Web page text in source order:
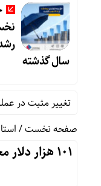
سال گذشته
تغییر مثبت در عملکرد
صفحه نخست/
۱۰۱ هزار